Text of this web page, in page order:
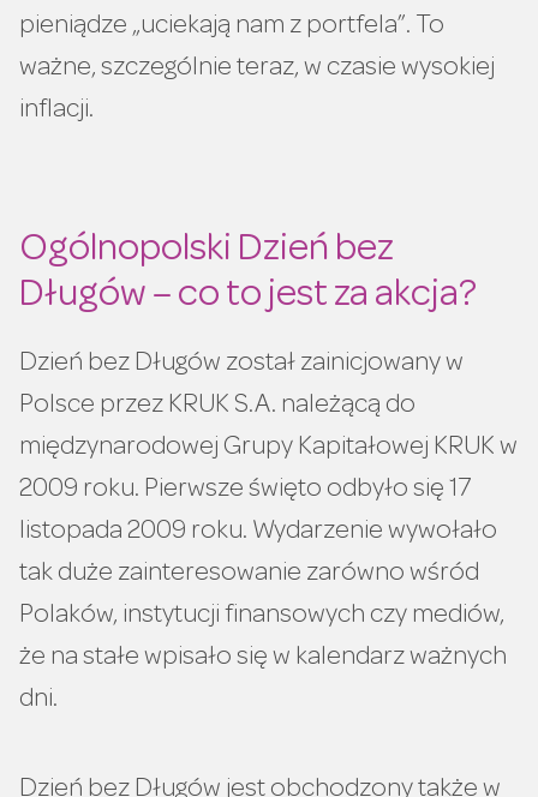
pieniądze „uciekają nam z portfela”. To
ważne, szczególnie teraz, w czasie wysokiej
inflacji.
Ogólnopolski Dzień bez
Długów – co to jest za akcja?
Dzień bez Długów został zainicjowany w
Polsce przez KRUK S.A. należącą do
międzynarodowej Grupy Kapitałowej KRUK w
2009 roku. Pierwsze święto odbyło się 17
listopada 2009 roku. Wydarzenie wywołało
tak duże zainteresowanie zarówno wśród
Polaków, instytucji finansowych czy mediów,
że na stałe wpisało się w kalendarz ważnych
dni.
Dzień bez Długów jest obchodzony także w